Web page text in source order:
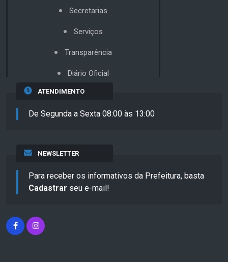
Secretarias
Serviços
Transparência
Diário Oficial
ATENDIMENTO
De Segunda a Sexta 08:00 às 13:00
NEWSLETTER
Para receber os informativos da Prefeitura, basta
Cadastrar seu e-mail!